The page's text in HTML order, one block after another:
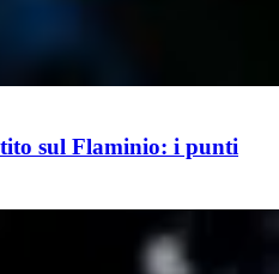
sul Flaminio: i punti